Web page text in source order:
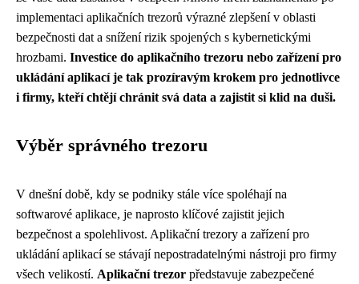
implementaci aplikačních trezorů výrazné zlepšení v oblasti
bezpečnosti dat a snížení rizik spojených s kybernetickými
hrozbami. Investice do aplikačního trezoru nebo zařízení pro
ukládání aplikací je tak prozíravým krokem pro jednotlivce
i firmy, kteří chtějí chránit svá data a zajistit si klid na duši.
Výběr správného trezoru
V dnešní době, kdy se podniky stále více spoléhají na
softwarové aplikace, je naprosto klíčové zajistit jejich
bezpečnost a spolehlivost. Aplikační trezory a zařízení pro
ukládání aplikací se stávají nepostradatelnými nástroji pro firmy
všech velikostí. Aplikační trezor představuje zabezpečené